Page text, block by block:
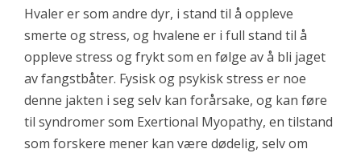
Hvaler er som andre dyr, i stand til å oppleve
smerte og stress, og hvalene er i full stand til å
oppleve stress og frykt som en følge av å bli jaget
av fangstbåter. Fysisk og psykisk stress er noe
denne jakten i seg selv kan forårsake, og kan føre
til syndromer som Exertional Myopathy, en tilstand
som forskere mener kan være dødelig, selv om